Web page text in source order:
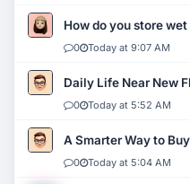
How do you store
0 Today at 9:07 AM
Daily Life Near New
0 Today at 5:52 AM
A Smarter Way to
0 Today at 5:04 AM